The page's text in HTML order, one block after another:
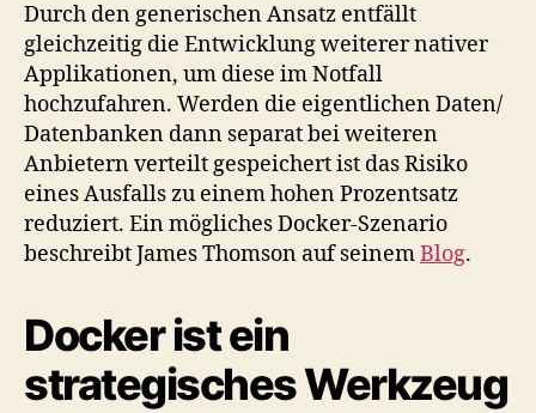
Durch den generischen Ansatz entfällt
gleichzeitig die Entwicklung weiterer nativer
Applikationen, um diese im Notfall
hochzufahren. Werden die eigentlichen Daten/
Datenbanken dann separat bei weiteren
Anbietern verteilt gespeichert ist das Risiko
eines Ausfalls zu einem hohen Prozentsatz
reduziert. Ein mögliches Docker-Szenario
beschreibt James Thomson auf seinemBlog.
Docker ist ein
strategisches Werkzeug